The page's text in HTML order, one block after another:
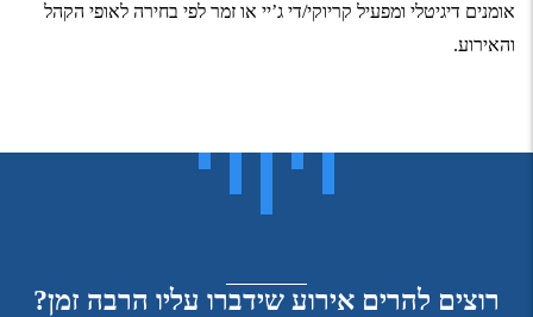
אומנים דיגיטלי ומפעיל קריוקי/די ג’יי או זמר לפי בחירה לאופי הקהל
והאירוע.
רוצים להרים אירוע שידברו עליו הרבה זמן?